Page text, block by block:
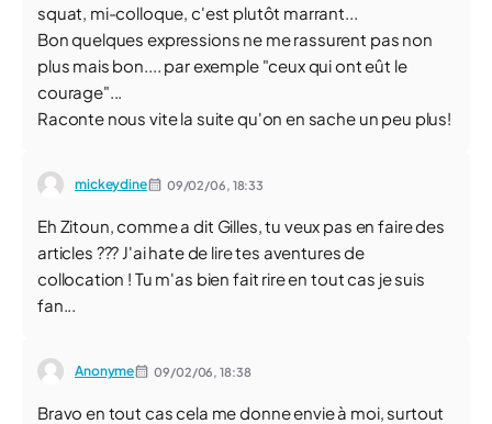
squat, mi-colloque, c'est plutôt marrant...
Bon quelques expressions ne me rassurent pas non
plus mais bon.... par exemple "ceux qui ont eût le
courage"...
Raconte nous vite la suite qu'on en sache un peu plus!
mickeydine 09/02/06, 18:33
Eh Zitoun, comme a dit Gilles, tu veux pas en faire des
articles ??? J'ai hate de lire tes aventures de
collocation ! Tu m'as bien fait rire en tout cas je suis
fan...
Anonyme 09/02/06,18:38
Bravo en tout cas cela me donne envie à moi, surtout